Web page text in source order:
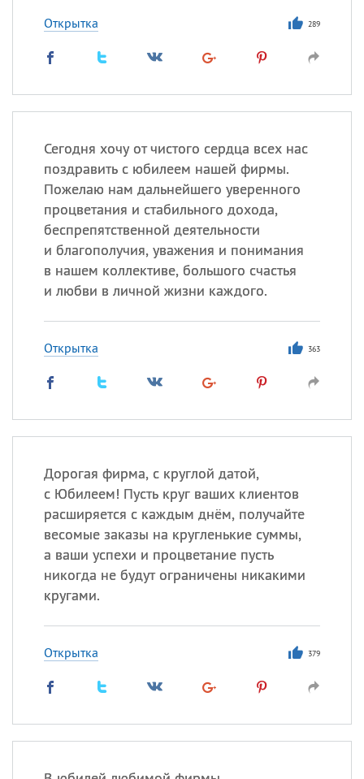
Открытка 289
Сегодня хочу от чистого сердца всех нас
поздравить с юбилеем нашей фирмы.
Пожелаю нам дальнейшего уверенного
процветания и стабильного дохода,
беспрепятственной деятельности
и благополучия, уважения и понимания
в нашем коллективе, большого счастья
и любви в личной жизни каждого.
Открытка 363
Дорогая фирма, с круглой датой,
с Юбилеем! Пусть круг ваших клиентов
расширяется с каждым днём, получайте
весомые заказы на кругленькие суммы,
а ваши успехи и процветание пусть
никогда не будут ограничены никакими
кругами.
Открытка 379